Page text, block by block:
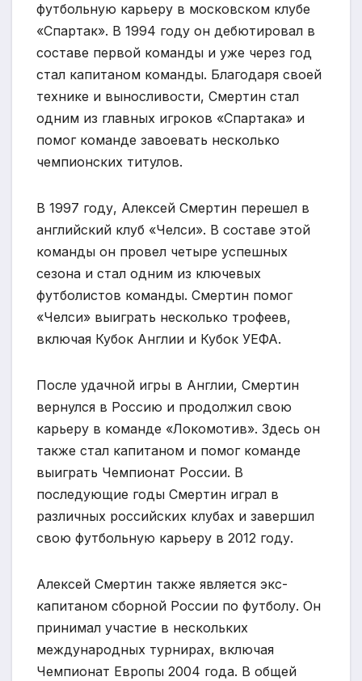
футбольную карьеру в московском клубе
«Спартак». В 1994 году он дебютировал в
составе первой команды и уже через год
стал капитаном команды. Благодаря своей
технике и выносливости, Смертин стал
одним из главных игроков «Спартака» и
помог команде завоевать несколько
чемпионских титулов.
В 1997 году, Алексей Смертин перешел в
английский клуб «Челси». В составе этой
команды он провел четыре успешных
сезона и стал одним из ключевых
футболистов команды. Смертин помог
«Челси» выиграть несколько трофеев,
включая Кубок Англии и Кубок УЕФА.
После удачной игры в Англии, Смертин
вернулся в Россию и продолжил свою
карьеру в команде «Локомотив». Здесь он
также стал капитаном и помог команде
выиграть Чемпионат России. В
последующие годы Смертин играл в
различных российских клубах и завершил
свою футбольную карьеру в 2012 году.
Алексей Смертин также является экс-
капитаном сборной России по футболу. Он
принимал участие в нескольких
международных турнирах, включая
Чемпионат Европы 2004 года. В общей